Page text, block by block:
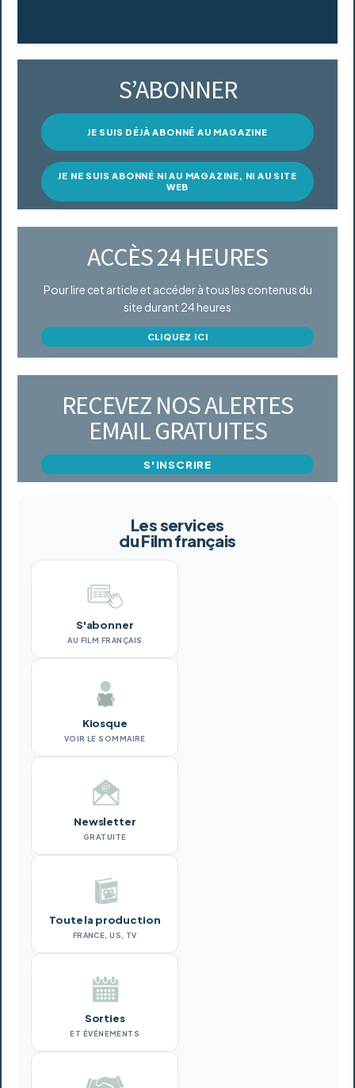
S’ABONNER
JE SUIS DÉJÀ ABONNÉ AU MAGAZINE
JE NE SUIS ABONNÉ NI AU MAGAZINE, NI AU SITE
WEB
ACCÈS 24 HEURES
Pour lire cet article et accéder à tous les contenus du
site durant 24 heures
CLIQUEZ ICI
RECEVEZ NOS ALERTES
EMAIL GRATUITES
S'INSCRIRE
Les services
du Film français
S'abonner
AU FILM FRANÇAIS
Kiosque
VOIR LE SOMMAIRE
Newsletter
GRATUITE
Toute la production
FRANCE, US, TV
Sorties
ET ÉVÉNEMENTS